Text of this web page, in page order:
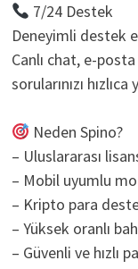
7/24 Destek
Deneyimli destek
Canlı chat, e-
sorularınızı hızlıca
Neden Spino?
– Uluslararası
– Mobil uyumlu
– Kripto para
– Yüksek oranlı
– Güvenli ve hızlı